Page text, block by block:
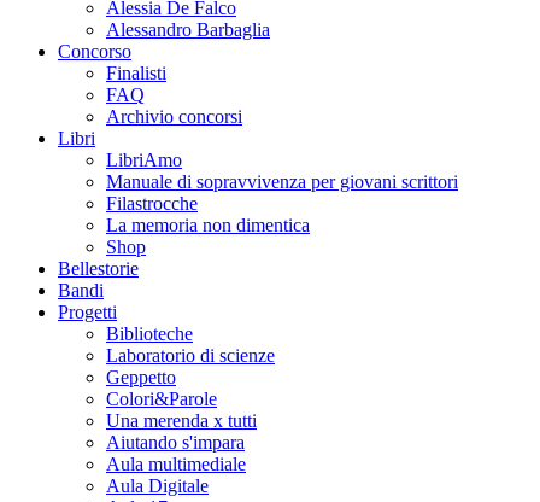
Alessia De Falco
Alessandro Barbaglia
Concorso
Finalisti
FAQ
Archivio concorsi
Libri
LibriAmo
Manuale di sopravvivenza per giovani scrittori
Filastrocche
La memoria non dimentica
Shop
Bellestorie
Bandi
Progetti
Biblioteche
Laboratorio di scienze
Geppetto
Colori&Parole
Una merenda x tutti
Aiutando s'impara
Aula multimediale
Aula Digitale